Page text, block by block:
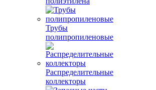
Трубы
полипропиленовые
Распределительные
коллекторы